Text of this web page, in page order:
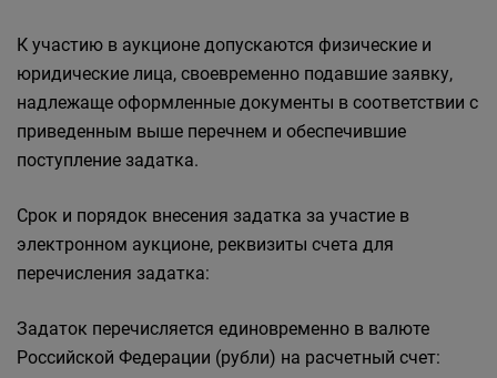
К участию в аукционе допускаются физические и
юридические лица, своевременно подавшие заявку,
надлежаще оформленные документы в соответствии с
приведенным выше перечнем и обеспечившие
поступление задатка.
Срок и порядок внесения задатка за участие в
электронном аукционе, реквизиты счета для
перечисления задатка:
Задаток перечисляется единовременно в валюте
Российской Федерации (рубли) на расчетный счет: